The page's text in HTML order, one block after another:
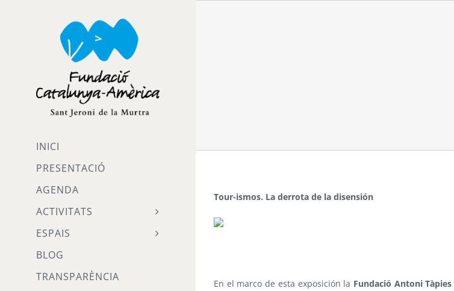
INICI
PRESENTACIÓ
AGENDA
ACTIVITATS
ESPAIS
BLOG
TRANSPARÈNCIA
Tour-ismos. La derrota de la disensión
En el marco de esta exposición la Fundació Antoni Tàpies